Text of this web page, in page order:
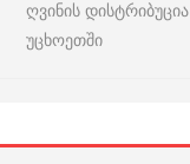
ღვინის დისტრიბუცია
უცხოეთში